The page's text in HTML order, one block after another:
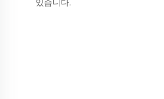
있습니다.